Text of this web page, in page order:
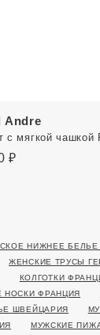
Andre
с мягкой чашкой
₽
НИЖНЕЕ БЕЛЬЕ
ЖЕНСКИЕ ТРУСЫ
КОЛГОТКИ
НОСКИ ФРАНЦИЯ
ШВЕЙЦАРИЯ
МУЖСКИЕ